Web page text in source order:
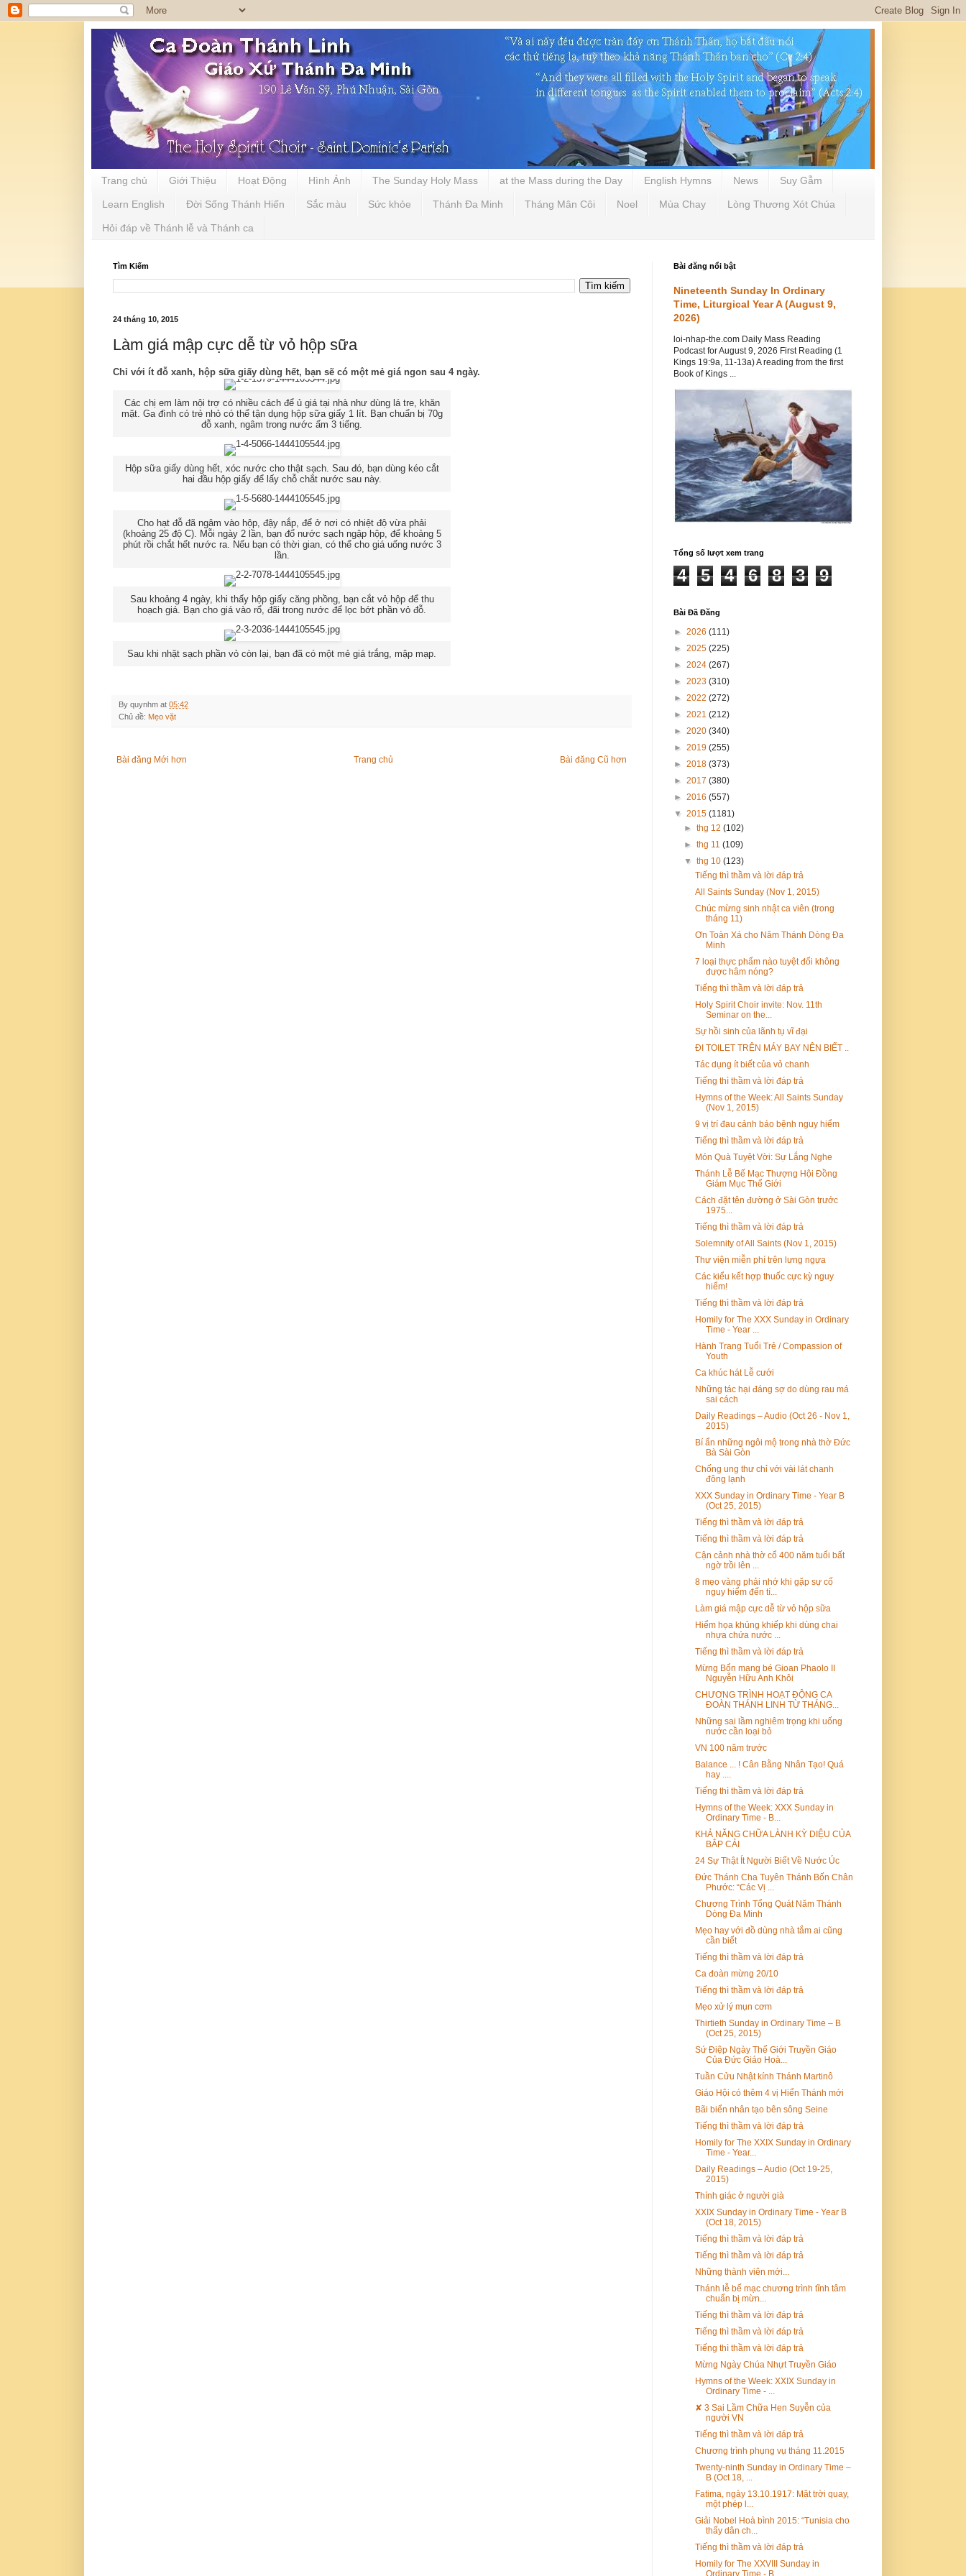
Trang chủ Giới Thiệu Hoạt Động Hình Ảnh The Sunday Holy Mass at the Mass during the Day English Hymns News Suy Gẫm
Learn English Đời Sống Thánh Hiến Sắc màu Sức khỏe Thánh Đa Minh Tháng Mân Côi Noel Mùa Chay Lòng Thương Xót Chúa
Hỏi đáp về Thánh lễ và Thánh ca
Tìm Kiếm
24 tháng 10, 2015
Làm giá mập cực dễ từ vỏ hộp sữa
Chỉ với ít đỗ xanh, hộp sữa giấy dùng hết, bạn sẽ có một mẻ giá ngon sau 4 ngày.
Các chị em làm nội trợ có nhiều cách để ủ giá tại nhà như dùng lá tre, khăn
mặt. Ga đình có trẻ nhỏ có thể tận dụng hộp sữa giấy 1 lít. Bạn chuẩn bị 70g
đỗ xanh, ngâm trong nước ấm 3 tiếng.
Hộp sữa giấy dùng hết, xóc nước cho thật sạch. Sau đó, bạn dùng kéo cắt
hai đầu hộp giấy để lấy chỗ chắt nước sau này.
Cho hạt đỗ đã ngâm vào hộp, đậy nắp, để ở nơi có nhiệt độ vừa phải
(khoảng 25 độ C). Mỗi ngày 2 lần, bạn đổ nước sạch ngập hộp, để khoảng 5
phút rồi chắt hết nước ra. Nếu bạn có thời gian, có thể cho giá uống nước 3
lần.
Sau khoảng 4 ngày, khi thấy hộp giấy căng phồng, bạn cắt vỏ hộp để thu
hoạch giá. Bạn cho giá vào rổ, đãi trong nước để lọc bớt phần vỏ đỗ.
Sau khi nhặt sạch phần vỏ còn lại, bạn đã có một mẻ giá trắng, mập mạp.
By quynhm at 05:42
Chủ đề: Mẹo vặt
Bài đăng Mới hơn Bài đăng Cũ hơn
Trang chủ
Bài đăng nổi bật
Nineteenth Sunday In Ordinary
Time, Liturgical Year A (August 9,
2026)
loi-nhap-the.com Daily Mass Reading
Podcast for August 9, 2026 First Reading (1
Kings 19:9a, 11-13a) A reading from the first
Book of Kings ...
Tổng số lượt xem trang
4 5 4 6 8 3 9
Bài Đã Đăng
► 2026 (111)
► 2025 (225)
► 2024 (267)
► 2023 (310)
► 2022 (272)
► 2021 (212)
► 2020 (340)
► 2019 (255)
► 2018 (373)
► 2017 (380)
► 2016 (557)
▼ 2015 (1181)
►thg 12(102)
►thg 11(109)
▼thg 10(123)
Tiếng thì thầm và lời đáp trả
All Saints Sunday (Nov 1, 2015)
Chúc mừng sinh nhật ca viên (trong
tháng 11)
Ơn Toàn Xá cho Năm Thánh Dòng Đa
Minh
7 loại thực phẩm nào tuyệt đối không
được hâm nóng?
Tiếng thì thầm và lời đáp trả
Holy Spirit Choir invite: Nov. 11th
Seminar on the...
Sự hồi sinh của lãnh tụ vĩ đại
ĐI TOILET TRÊN MÁY BAY NÊN BIẾT ..
Tác dụng ít biết của vỏ chanh
Tiếng thì thầm và lời đáp trả
Hymns of the Week: All Saints Sunday
(Nov 1, 2015)
9 vị trí đau cảnh báo bệnh nguy hiểm
Tiếng thì thầm và lời đáp trả
Món Quà Tuyệt Vời: Sự Lắng Nghe
Thánh Lễ Bế Mạc Thượng Hội Đồng
Giám Mục Thế Giới
Cách đặt tên đường ở Sài Gòn trước
1975...
Tiếng thì thầm và lời đáp trả
Solemnity of All Saints (Nov 1, 2015)
Thư viện miễn phí trên lưng ngựa
Các kiểu kết hợp thuốc cực kỳ nguy
hiểm!
Tiếng thì thầm và lời đáp trả
Homily for The XXX Sunday in Ordinary
Time - Year ...
Hành Trang Tuổi Trẻ / Compassion of
Youth
Ca khúc hát Lễ cưới
Những tác hại đáng sợ do dùng rau má
sai cách
Daily Readings – Audio (Oct 26 - Nov 1,
2015)
Bí ẩn những ngôi mộ trong nhà thờ Đức
Bà Sài Gòn
Chống ung thư chỉ với vài lát chanh
đông lạnh
XXX Sunday in Ordinary Time - Year B
(Oct 25, 2015)
Tiếng thì thầm và lời đáp trả
Tiếng thì thầm và lời đáp trả
Cận cảnh nhà thờ cổ 400 năm tuổi bất
ngờ trồi lên ...
8 mẹo vàng phải nhớ khi gặp sự cố
nguy hiểm đến tí...
Làm giá mập cực dễ từ vỏ hộp sữa
Hiểm họa khủng khiếp khi dùng chai
nhựa chứa nước ...
Tiếng thì thầm và lời đáp trả
Mừng Bổn mạng bé Gioan Phaolo II
Nguyễn Hữu Anh Khôi
CHƯƠNG TRÌNH HOẠT ĐỘNG CA
ĐOÀN THÁNH LINH TỪ THÁNG...
Những sai lầm nghiêm trọng khi uống
nước cần loại bỏ
VN 100 năm trước
Balance ... ! Cân Bằng Nhân Tạo! Quá
hay ....
Tiếng thì thầm và lời đáp trả
Hymns of the Week: XXX Sunday in
Ordinary Time - B...
KHẢ NĂNG CHỮA LÀNH KỲ DIỆU CỦA
BẮP CẢI
24 Sự Thật Ít Người Biết Về Nước Úc
Đức Thánh Cha Tuyên Thánh Bốn Chân
Phước: “Các Vị ...
Chương Trình Tổng Quát Năm Thánh
Dòng Đa Minh
Mẹo hay với đồ dùng nhà tắm ai cũng
cần biết
Tiếng thì thầm và lời đáp trả
Ca đoàn mừng 20/10
Tiếng thì thầm và lời đáp trả
Mẹo xử lý mụn cơm
Thirtieth Sunday in Ordinary Time – B
(Oct 25, 2015)
Sứ Điệp Ngày Thế Giới Truyền Giáo
Của Đức Giáo Hoà...
Tuần Cửu Nhật kính Thánh Martinô
Giáo Hội có thêm 4 vị Hiển Thánh mới
Bãi biển nhân tạo bên sông Seine
Tiếng thì thầm và lời đáp trả
Homily for The XXIX Sunday in Ordinary
Time - Year...
Daily Readings – Audio (Oct 19-25,
2015)
Thính giác ở người già
XXIX Sunday in Ordinary Time - Year B
(Oct 18, 2015)
Tiếng thì thầm và lời đáp trả
Tiếng thì thầm và lời đáp trả
Những thành viên mới...
Thánh lễ bế mạc chương trình tĩnh tâm
chuẩn bị mừn...
Tiếng thì thầm và lời đáp trả
Tiếng thì thầm và lời đáp trả
Tiếng thì thầm và lời đáp trả
Mừng Ngày Chúa Nhựt Truyền Giáo
Hymns of the Week: XXIX Sunday in
Ordinary Time - ...
✘ 3 Sai Lầm Chữa Hen Suyễn của
người VN
Tiếng thì thầm và lời đáp trả
Chương trình phụng vụ tháng 11.2015
Twenty-ninth Sunday in Ordinary Time –
B (Oct 18, ...
Fatima, ngày 13.10.1917: Mặt trời quay,
một phép l...
Giải Nobel Hoà bình 2015: “Tunisia cho
thấy dân ch...
Tiếng thì thầm và lời đáp trả
Homily for The XXVIII Sunday in
Ordinary Time - B ...